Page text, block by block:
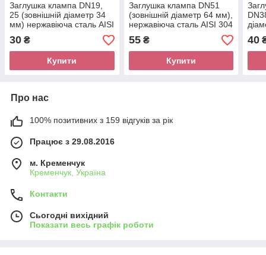
Заглушка клампа DN19,
25 (зовнішній діаметр 34
мм) нержавіюча сталь AISI
304
30 ₴
Купити
Заглушка клампа DN51
(зовнішній діаметр 64 мм),
нержавіюча сталь AISI 304
55₴
Купити
40
Про нас
100% позитивних з 159 відгуків за рік
Працює з 29.08.2016
м. Кременчук
Кременчук, Україна
Контакти
Сьогодні вихідний
Показати весь графік роботи